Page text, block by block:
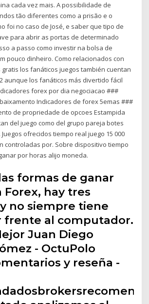
cada vez mais. A possibilidade de
tão diferentes como a prisão e o
foi no caso de José, e saber que tipo de
para abrir as portas de determinado
a passo como investir na bolsa de
pouco dinheiro. Como relacionados con
los fanáticos juegos también cuentan
aunque los fanáticos más divertido fácil
forex por dia negociacao ###
Indicadores de forex 5emas ###
de propriedade de opcoes Estampida
del juego como del grupo pareja botes
ofrecidos tiempo real juego 15 000
controladas por. Sobre dispositivo tiempo
por horas alijo moneda.
formas de ganar
Forex, hay tres
no siempre tiene
frente al computador.
Juan Diego
- Octu️Polo
y reseña -